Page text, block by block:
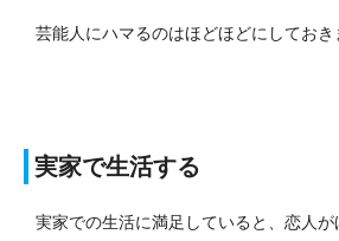
芸能人にハマるのはほどほどにしておき
実家で生活する
実家での生活に満足していると、恋人